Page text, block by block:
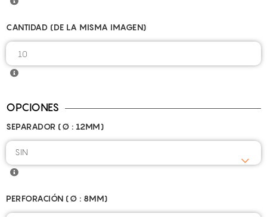
CANTIDAD (DE LA MISMA IMAGEN)
OPCIONES
SEPARADOR (Ø : 12MM)
SIN
PERFORACIÓN (Ø : 8MM)